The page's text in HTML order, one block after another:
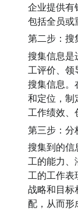
企业提供有
包括全员或
第二步：搜
搜集信息是
工评价、
搜集信息。
和定位，制
工作绩效、
第三步：分
搜集到的信
工的能力、
工的工作表
战略和目标
配，从而形